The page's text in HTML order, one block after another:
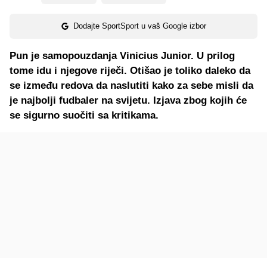
Dodajte SportSport u vaš Google izbor
Pun je samopouzdanja Vinicius Junior. U prilog
tome idu i njegove riječi. Otišao je toliko daleko da
se između redova da naslutiti kako za sebe misli da
je najbolji fudbaler na svijetu. Izjava zbog kojih će
se sigurno suočiti sa kritikama.